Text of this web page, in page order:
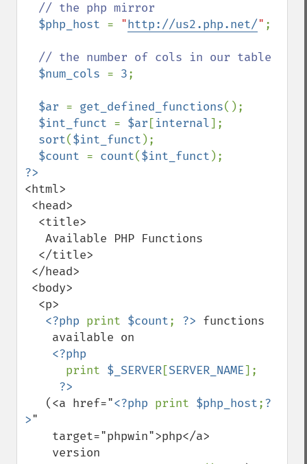
// the php mirror
$php_host = "http://us2.php.net/" ;
// the number of cols in our table
$num_cols = 3;
$ar = get_defined_functions();
$int_funct = $ar [internal];
sort($int_funct );
$count = count($int_funct
<html>
<?php print $count; ?> functions
<?php
print $_SERVER[SERVER_NAME];
   (<a href="
<?php print $php_host;?
>"